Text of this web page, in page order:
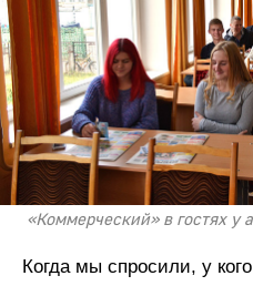
«Коммерческий» в гостях у
Когда мы спросили, у